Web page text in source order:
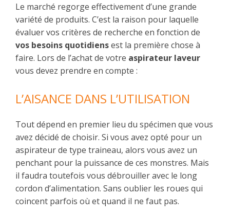
Le marché regorge effectivement d’une grande
variété de produits. C’est la raison pour laquelle
évaluer vos critères de recherche en fonction de
vos besoins quotidiensest la première chose à
faire. Lors de l’achat de votre aspirateur laveur
vous devez prendre en compte :
L’AISANCE DANS L’UTILISATION
Tout dépend en premier lieu du spécimen que vous
avez décidé de choisir. Si vous avez opté pour un
aspirateur de type traineau, alors vous avez un
penchant pour la puissance de ces monstres. Mais
il faudra toutefois vous débrouiller avec le long
cordon d’alimentation. Sans oublier les roues qui
coincent parfois où et quand il ne faut pas.